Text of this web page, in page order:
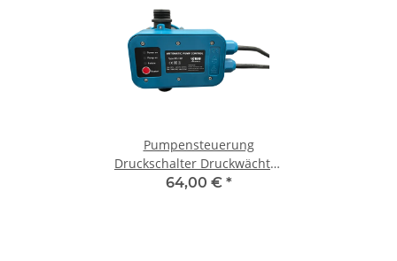
Pumpensteuerung
Druckschalter Druckwächter
IBO PC-10P für Pumpe
64,00 € *